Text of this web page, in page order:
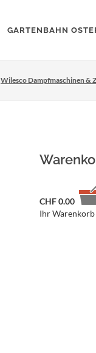
GARTENBAHN
Wilesco Dampfmaschinen &
CHF0.00
Ihr